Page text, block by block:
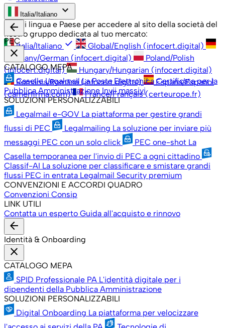
Italia/Italiano keyboard_arrow_down
Scegli lingua e Paese per accedere al sito della società del
nostro gruppo dedicata al tuo mercato:
Italia/Italiano check
Global/English (infocert.digital)
Germany/German (infocert.digital)
Poland/Polish
(infocert.digital)
Hungary/Hungarian (infocert.digital)
România/Română (infocert.digital)
España/Español
(camerfirma.com)
France/Français (certeurope.fr)
arrow_back
PEC
close
CATALOGO MEPA
Caselle Legalmail La Posta Elettronica Certificata per la
Pubblica Amministrazione Invii massivi
SOLUZIONI PERSONALIZZABILI
Legalmail e-GOV La piattaforma per gestire grandi
flussi di PEC
Legalmailing La soluzione per inviare più
messaggi PEC con un solo click
PEC one-shot La
Casella temporanea per l'invio di PEC a ogni cittadino
Classif-AI La soluzione per classificare e smistare grandi
flussi PEC in entrata Legalmail Security premium
CONVENZIONI E ACCORDI QUADRO
Convenzioni Consip
LINK UTILI
Contatta un esperto Guida all'acquisto e rinnovo
arrow_back
Identità & Onboarding
close
CATALOGO MEPA
SPID Professionale PA L'identità digitale per i
dipendenti della Pubblica Amministrazione
SOLUZIONI PERSONALIZZABILI
Digital Onboarding La piattaforma per velocizzare